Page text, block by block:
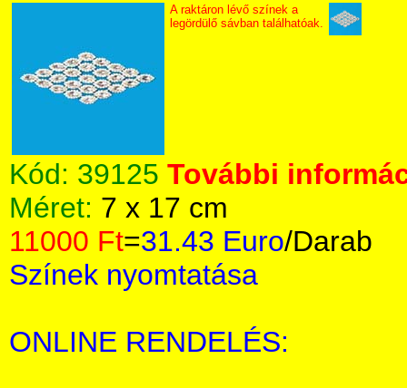
A raktáron lévő színek a
legördülő sávban találhatóak.
Kód: 39125 További
Méret: 7 x 17 cm
11000 Ft=31.43 Euro/Darab
Színek nyomtatása
ONLINE RENDELÉS: